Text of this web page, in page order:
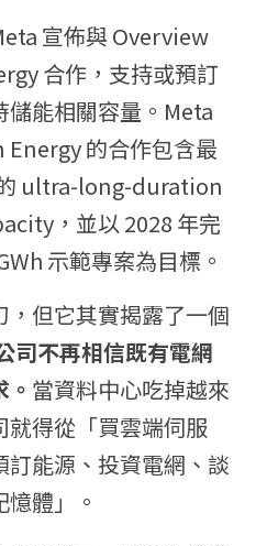
宣佈與 Overview
合作，支持或預訂
能相關容量。Meta
的合作包含最
ultra-long-duration
，並以 2028 年完
示範專案為目標。
但它其實揭露了一個
司不再相信既有電網
當資料中心吃掉越來
得從「買雲端伺服
能源、投資電網、談
體」。